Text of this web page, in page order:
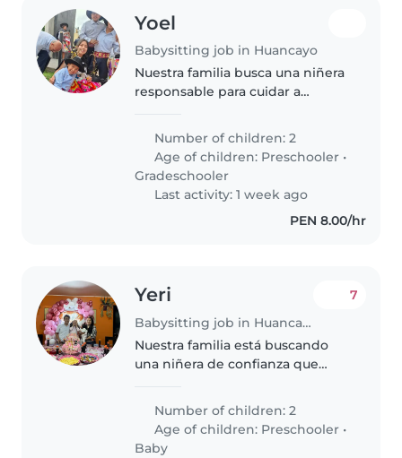
Yoel
Babysitting job in Huancayo
Nuestra familia busca una niñera
responsable para cuidar a
en edad preescolar y otro en
primaria. Ideal que sea juguetona
y cariñosa, para compartir..
Number of children: 2
Age of children: Preschooler •
Gradeschooler
Last activity: 1 week ago
PEN 8.00/hr
Yeri
Babysitting job in Huancayo
7
Nuestra familia está buscando
una niñera de confianza que
un bebé de 1 año y medio y una
niña de 4años. Necesitamos una
niñera que se sienta cómoda..
Number of children: 2
Age of children: Preschooler •
Baby